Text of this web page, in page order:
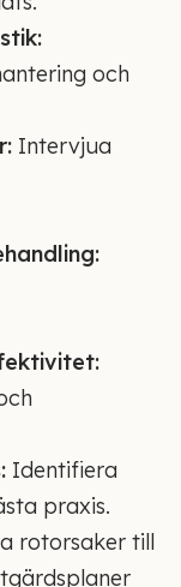
och
Intervjua
Identifiera
praxis.
rotorsaker till